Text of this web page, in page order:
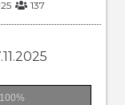
137
100%